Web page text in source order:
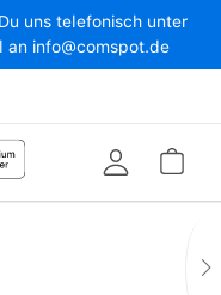
uns telefonisch unter
info@comspot.de